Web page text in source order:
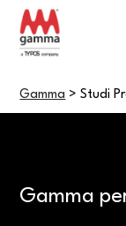
Gamma >Studi
Gamma